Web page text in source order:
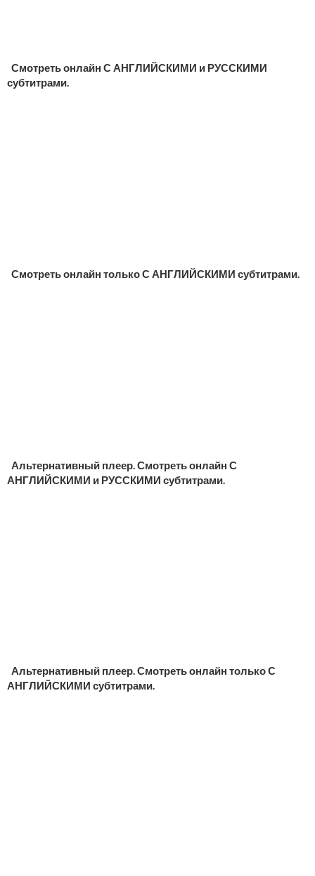
Смотреть онлайн С АНГЛИЙСКИМИ и РУССКИМИ
субтитрами.
Смотреть онлайн только С АНГЛИЙСКИМИ субтитрами.
Альтернативный плеер. Смотреть онлайн С
АНГЛИЙСКИМИ и РУССКИМИ субтитрами.
Альтернативный плеер. Смотреть онлайн только С
АНГЛИЙСКИМИ субтитрами.